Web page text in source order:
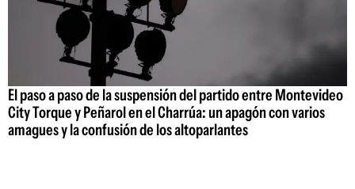
El paso a paso de la suspensión del partido entre Montevideo
City Torque y Peñarol en el Charrúa: un apagón con varios
amagues y la confusión de los altoparlantes